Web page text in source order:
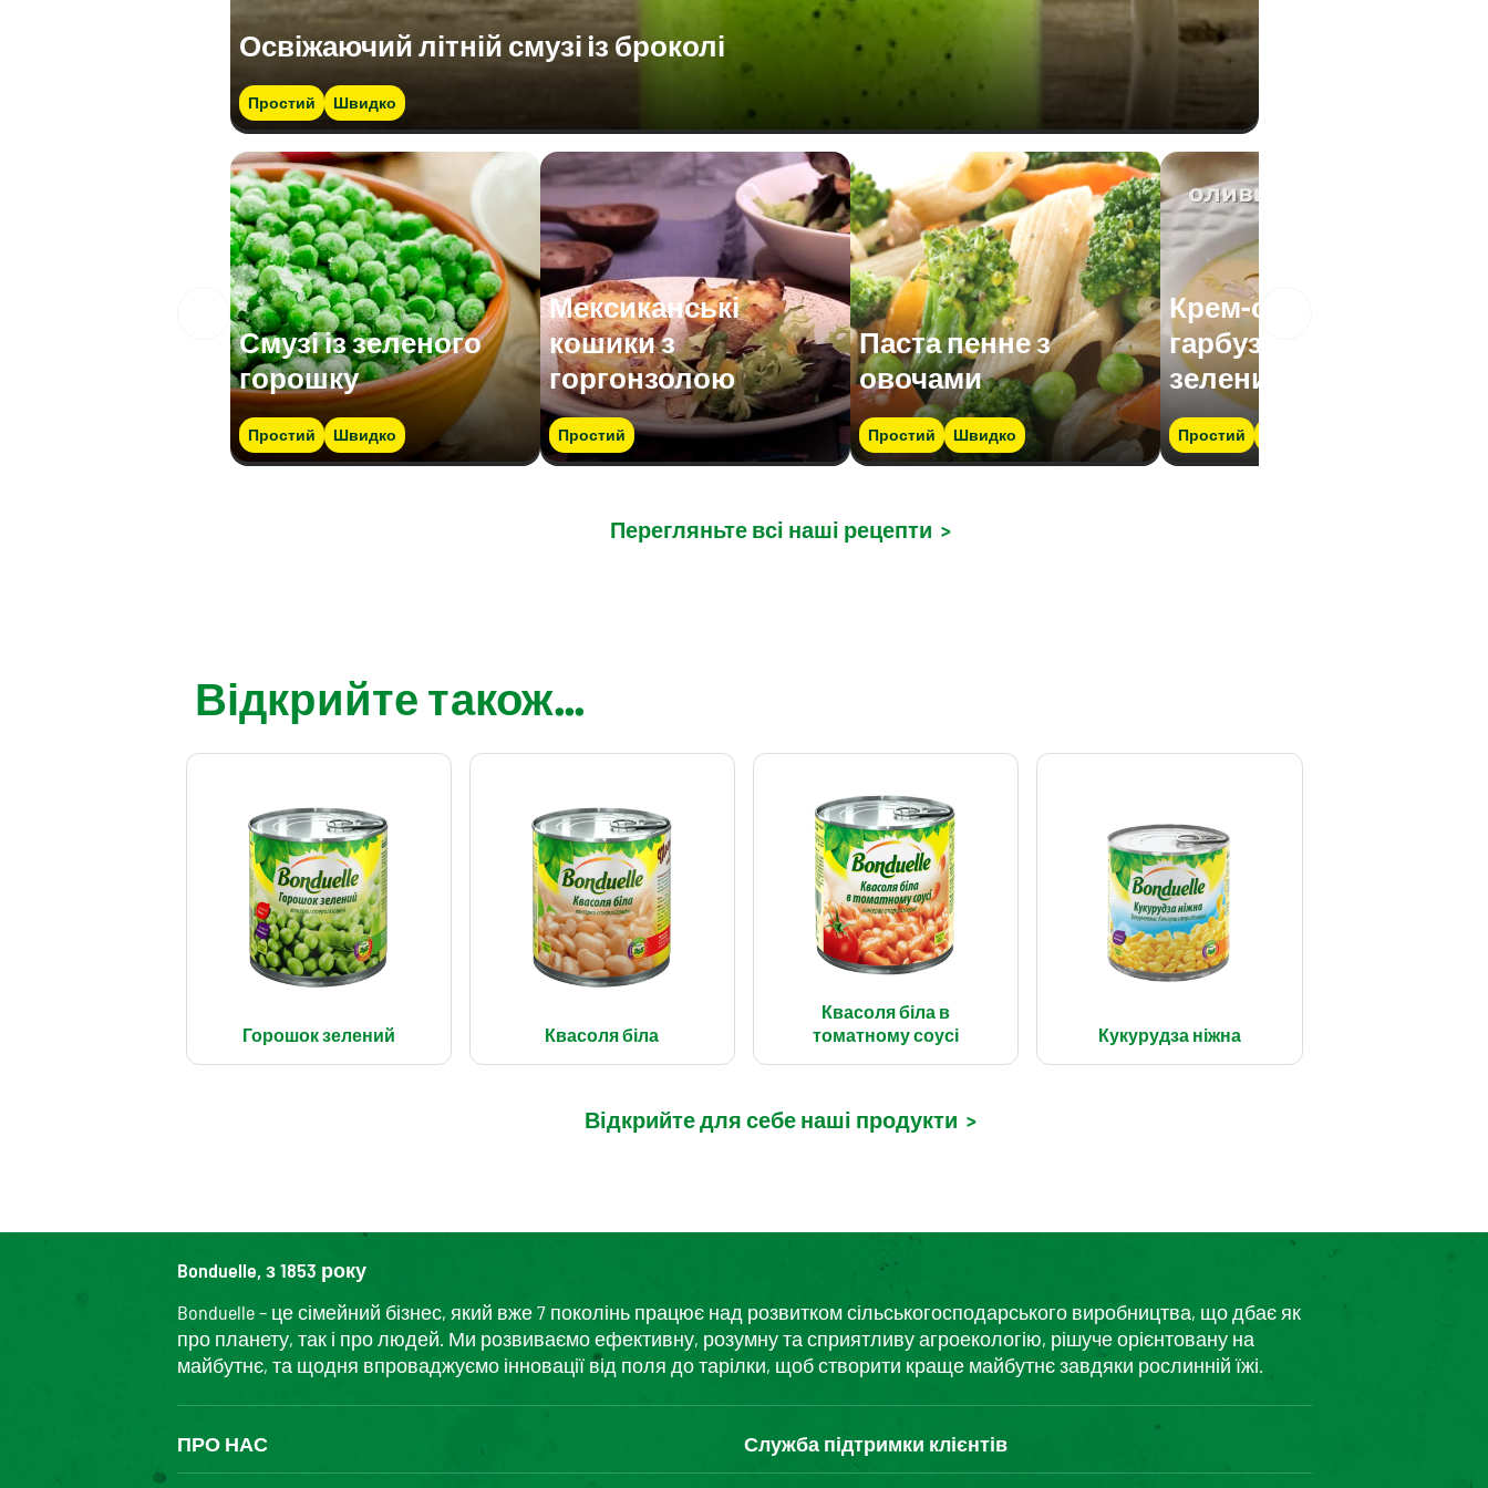
Освіжаючий літній смузі iз броколі
Простий Швидко
Смузі із зеленого
горошку
Простий Швидко
Мексиканські
кошики з
горгонзолою
Простий
Паста пенне з
овочами
Простий Швидко
Крем-суп
гарбузовий та
зелений
Простий
Перегляньте всі наші рецепти >
Відкрийте також...
Горошок зелений Квасоля біла
Квасоля біла в
томатному соусі
Кукурудза ніжна
Відкрийте для себе наші продукти >
Bonduelle, з 1853 року
Bonduelle – це сімейний бізнес, який вже 7 поколінь працює над розвитком сільськогосподарського виробництва, що дбає як
про планету, так і про людей. Ми розвиваємо ефективну, розумну та сприятливу агроекологію, рішуче орієнтовану на
майбутнє, та щодня впроваджуємо інновації від поля до тарілки, щоб створити краще майбутнє завдяки рослинній їжі.
ПРО НАС
Служба підтримки клієнтів